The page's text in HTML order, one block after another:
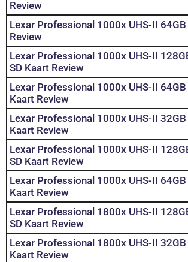
Review
Lexar Professional 1000x UHS-II 64GB
Review
Lexar Professional 1000x UHS-II
SD Kaart Review
Lexar Professional 1000x UHS-II 64GB
Kaart Review
Lexar Professional 1000x UHS-II 32GB
Kaart Review
Lexar Professional 1000x UHS-II
SD Kaart Review
Lexar Professional 1000x UHS-II 64GB
Kaart Review
Lexar Professional 1800x UHS-II
SD Kaart Review
Lexar Professional 1800x UHS-II 32GB
Kaart Review